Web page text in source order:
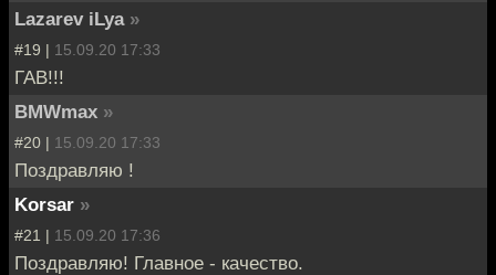
Lazarev iLya »
#19 | 15.09.20 17:33
ГАВ!!!
BMWmax »
#20 | 15.09.20 17:33
Поздравляю !
Korsar »
#21 | 15.09.20 17:36
Поздравляю! Главное - качество.